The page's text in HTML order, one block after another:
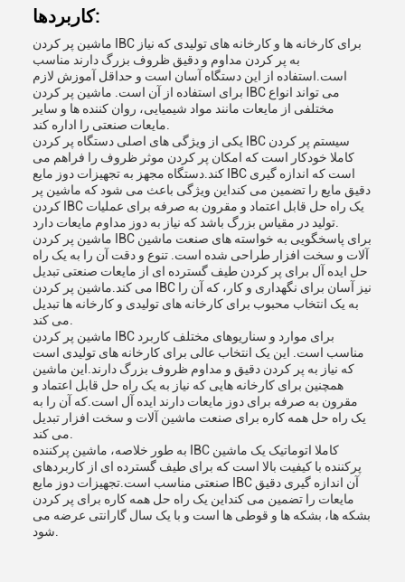
کاربردها:
ماشین پر کردن IBC برای کارخانه ها و کارخانه های تولیدی که نیاز
به پر کردن مداوم و دقیق ظروف بزرگ دارند مناسب
است.استفاده از این دستگاه آسان است و حداقل آموزش لازم
برای استفاده از آن است. ماشین پر کردن IBC می تواند انواع
مختلفی از مایعات مانند مواد شیمیایی، روان کننده ها و سایر
یکی از ویژگی های اصلی دستگاه پر کردن IBC سیستم پر کردن
کاملا خودکار است که امکان پر کردن موثر ظروف را فراهم می
کند.دستگاه مجهز به تجهیزات دوز مایع IBC است که اندازه گیری
دقیق مایع را تضمین می کنداین ویژگی باعث می شود که ماشین پر
کردن IBC یک راه حل قابل اعتماد و مقرون به صرفه برای عملیات
ماشین پر کردن IBC برای پاسخگویی به خواسته های صنعت ماشین
آلات و سخت افزار طراحی شده است. تنوع و دقت آن را به یک راه
حل ایده آل برای پر کردن طیف گسترده ای از مایعات صنعتی تبدیل
می کند.ماشین پر کردن IBC نیز آسان برای نگهداری و کار، که آن را
به یک انتخاب محبوب برای کارخانه های تولیدی و کارخانه ها تبدیل
ماشین پر کردن IBC برای موارد و سناریوهای مختلف کاربرد
مناسب است. این یک انتخاب عالی برای کارخانه های تولیدی است
که نیاز به پر کردن دقیق و مداوم ظروف بزرگ دارند.این ماشین
همچنین برای کارخانه هایی که نیاز به یک راه حل قابل اعتماد و
مقرون به صرفه برای دوز مایعات دارند ایده آل است.که آن را به
یک راه حل همه کاره برای صنعت ماشین آلات و سخت افزار تبدیل
به طور خلاصه، ماشین پرکننده IBC کاملا اتوماتیک یک ماشین
پرکننده با کیفیت بالا است که برای طیف گسترده ای از کاربردهای
صنعتی مناسب است.تجهیزات دوز مایع IBC آن اندازه گیری دقیق
مایعات را تضمین می کنداین یک راه حل همه کاره برای پر کردن
بشکه ها، بشکه ها و قوطی ها است و با یک سال گارانتی عرضه می